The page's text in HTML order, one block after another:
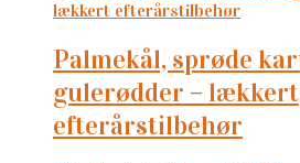
palmekål, sprøde kartofler og søde
gulerødder – lækkert
efterårstilbehør